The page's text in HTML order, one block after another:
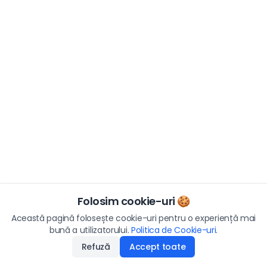
Folosim cookie-uri 🍪
Această pagină folosește cookie-uri pentru o experiență mai
bună a utilizatorului. Politica de Cookie-uri.
Refuză
Accept toate